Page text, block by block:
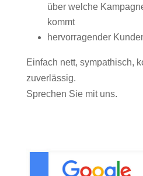
über welche
kommt
hervorragender
Einfach nett, sympathisch,
zuverlässig.
Sprechen Sie mit uns.